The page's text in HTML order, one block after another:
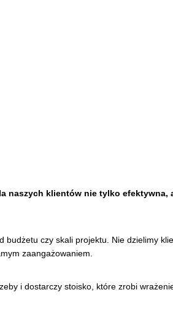
naszych klientów nie tylko efektywna,
budżetu czy skali projektu. Nie dzielimy
zaangażowaniem.
i dostarczy stoisko, które zrobi